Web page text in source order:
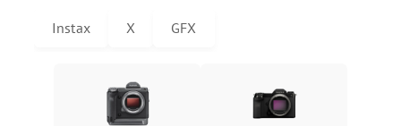
Instax X GFX